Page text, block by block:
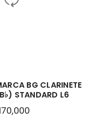
BG CLARINETE
STANDARD L6